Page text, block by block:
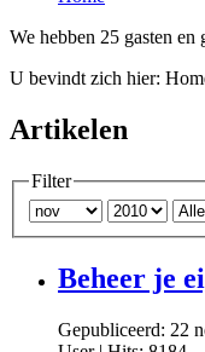
We hebben 25 gasten en
U bevindt zich hier:
Artikelen
Filter
Beheer je
Gepubliceerd: 22